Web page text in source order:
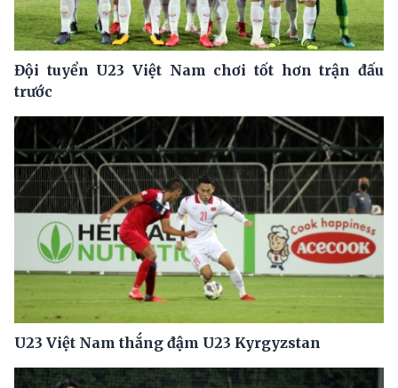
Đội tuyển U23 Việt Nam chơi tốt hơn trận đấu
trước
U23 Việt Nam thắng đậm U23 Kyrgyzstan